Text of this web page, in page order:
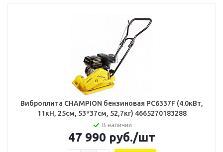
Виброплита CHAMPION бензиновая PC6337F (4.0кВт,
11кН, 25см, 53*37см, 52,7кг) 4665270183288
В наличии
47 990 руб./шт